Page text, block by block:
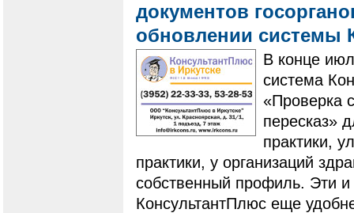
документов
обновлении системы
В конце
система
«Проверка
пересказ»
практики,
практики, у организаций
собственный профиль. Эти
КонсультантПлюс еще